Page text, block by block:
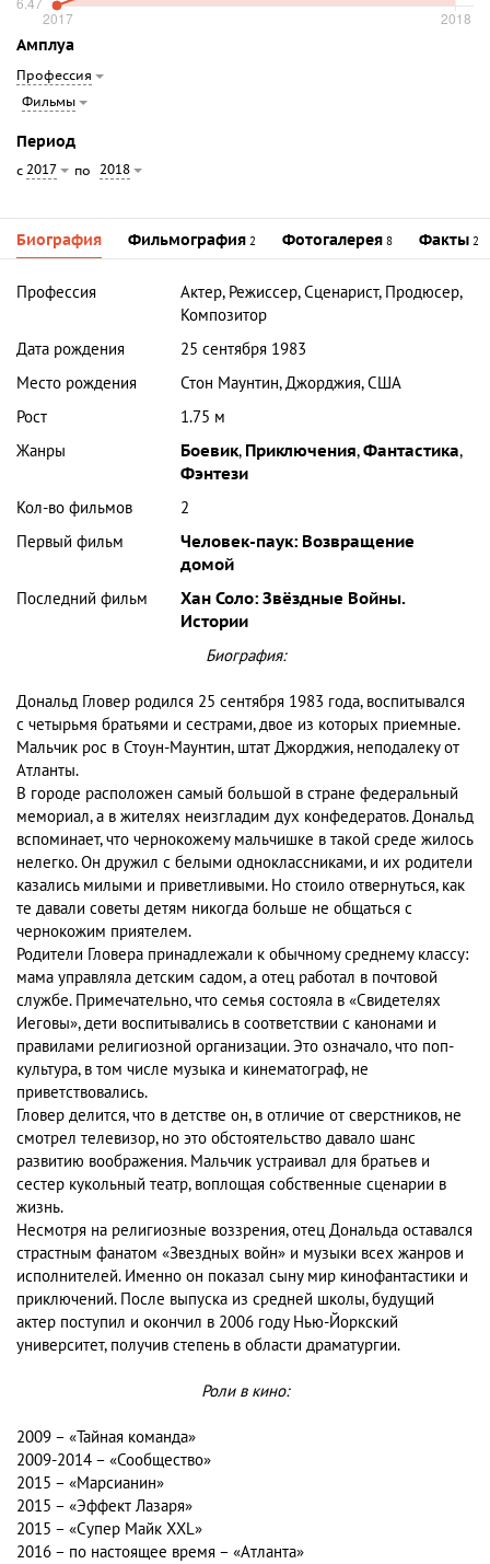
Амплуа
Профессия
Фильмы
Период
с 2017 по 2018
Биография Фильмография 2 Фотогалерея 8 Факты 2
Профессия
Актер, Режиссер, Сценарист, Продюсер,
Композитор
Дата рождения
25 сентября 1983
Место рождения
Стон Маунтин, Джорджия, США
Рост
1.75 м
Жанры
Боевик, Приключения,Фантастика,
Фэнтези
Кол-во фильмов
2
Первый фильм
Человек-паук: Возвращение
домой
Последний фильм
Хан Соло: Звёздные Войны.
Истории
Биография:
Дональд Гловер родился 25 сентября 1983 года, воспитывался
с четырьмя братьями и сестрами, двое из которых приемные.
Мальчик рос в Стоун-Маунтин, штат Джорджия, неподалеку от
Атланты.
В городе расположен самый большой в стране федеральный
мемориал, а в жителях неизгладим дух конфедератов. Дональд
вспоминает, что чернокожему мальчишке в такой среде жилось
нелегко. Он дружил с белыми одноклассниками, и их родители
казались милыми и приветливыми. Но стоило отвернуться, как
те давали советы детям никогда больше не общаться с
чернокожим приятелем.
Родители Гловера принадлежали к обычному среднему классу:
мама управляла детским садом, а отец работал в почтовой
службе. Примечательно, что семья состояла в «Свидетелях
Иеговы», дети воспитывались в соответствии с канонами и
правилами религиозной организации. Это означало, что поп-
культура, в том числе музыка и кинематограф, не
приветствовались.
Гловер делится, что в детстве он, в отличие от сверстников, не
смотрел телевизор, но это обстоятельство давало шанс
развитию воображения. Мальчик устраивал для братьев и
сестер кукольный театр, воплощая собственные сценарии в
жизнь.
Несмотря на религиозные воззрения, отец Дональда оставался
страстным фанатом «Звездных войн» и музыки всех жанров и
исполнителей. Именно он показал сыну мир кинофантастики и
приключений. После выпуска из средней школы, будущий
актер поступил и окончил в 2006 году Нью-Йоркский
университет, получив степень в области драматургии.
Роли в кино:
2009 – «Тайная команда»
2009-2014 – «Сообщество»
2015 – «Марсианин»
2015 – «Эффект Лазаря»
2015 – «Супер Майк XXL»
2016 – по настоящее время – «Атланта»